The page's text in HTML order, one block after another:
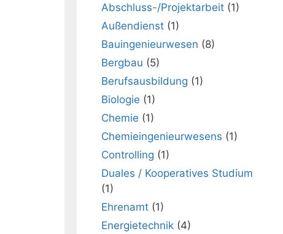
Abschluss-/Projektarbeit (1)
Außendienst (1)
Bauingenieurwesen (8)
Bergbau (5)
Berufsausbildung (1)
Biologie (1)
Chemie (1)
Chemieingenieurwesens (1)
Controlling (1)
Duales / Kooperatives Studium
(1)
Ehrenamt (1)
Energietechnik (4)